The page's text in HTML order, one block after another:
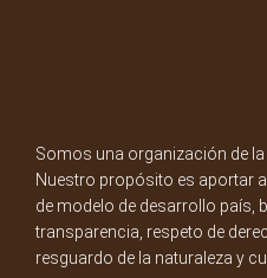
Somos una organización de
Nuestro propósito es aportar
de modelo de desarrollo país,
transparencia, respeto de
resguardo de la naturaleza y